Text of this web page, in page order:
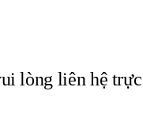
lòng liên hệ